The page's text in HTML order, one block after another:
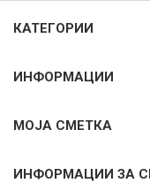
КАТЕГОРИИ
ИНФОРМАЦИИ
МОЈА СМЕТКА
ИНФОРМАЦИИ ЗА